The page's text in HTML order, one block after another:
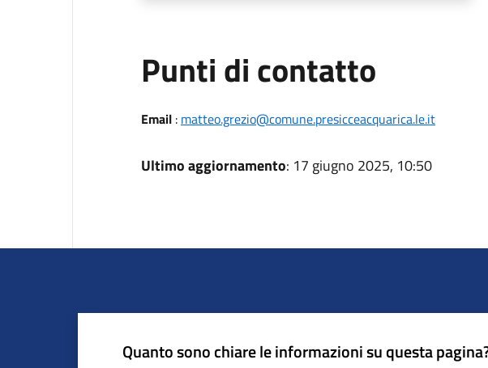
Punti di contatto
Email: matteo.grezio@comune.presicceacquarica.le.it
Ultimo aggiornamento: 17 giugno 2025, 10:50
Quanto sono chiare le informazioni su questa